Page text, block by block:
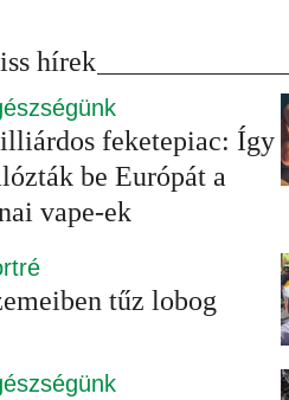
hírek
feketepiac: Így
be Európát a
vape-ek
tűz lobog